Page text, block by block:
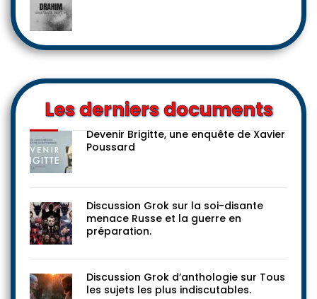
Les derniers documents
Devenir Brigitte, une enquête de Xavier
Poussard
Discussion Grok sur la soi-disante
menace Russe et la guerre en
préparation.
Discussion Grok d’anthologie sur Tous
les sujets les plus indiscutables.